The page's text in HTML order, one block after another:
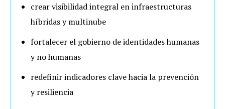
crear visibilidad integral en infraestructuras
híbridas y multinube
fortalecer el gobierno de identidades humanas
y no humanas
redefinir indicadores clave hacia la prevención
y resiliencia